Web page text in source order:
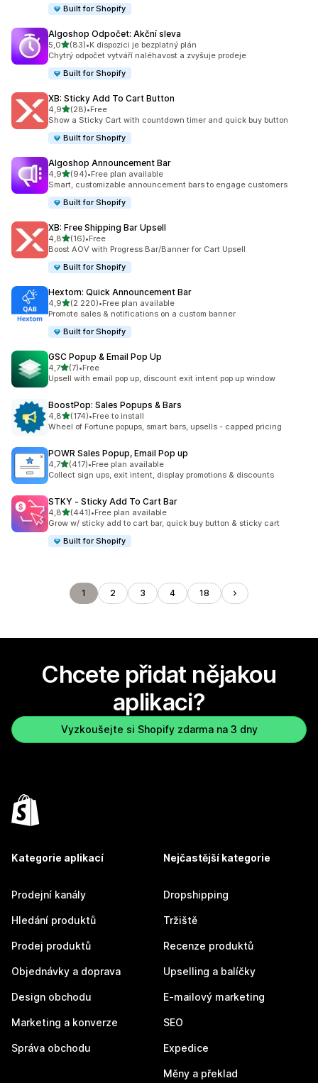
Built for Shopify
Algoshop Odpočet: Akční sleva
5,0z 5 hvězd
(83)
Celkový počet recenzí: 83
•K dispozici je bezplatný plán
Chytrý odpočet vytváří naléhavost a zvyšuje prodeje
Built for Shopify
XB: Sticky Add To Cart Button
4,9z 5 hvězd
(28)
Celkový počet recenzí: 28
•Free
Show a Sticky Cart with countdown timer and quick buy button
Built for Shopify
Algoshop Announcement Bar
4,9z 5 hvězd
(94)
Celkový počet recenzí: 94
•Free plan available
Smart, customizable announcement bars to engage customers
Built for Shopify
XB: Free Shipping Bar Upsell
4,8z 5 hvězd
(16)
Celkový počet recenzí: 16
•Free
Boost AOV with Progress Bar/Banner for Cart Upsell
Built for Shopify
Hextom: Quick Announcement Bar
4,9z 5 hvězd
(2 220)
Celkový počet recenzí: 2220
•Free plan available
Promote sales & notifications on a custom banner
Built for Shopify
GSC Popup & Email Pop Up
4,7z 5 hvězd
(7)
Celkový počet recenzí: 7
•Free
Upsell with email pop up, discount exit intent pop up window
BoostPop: Sales Popups & Bars
4,8z 5 hvězd
(174)
Celkový počet recenzí: 174
•Free to install
Wheel of Fortune popups, smart bars, upsells - capped pricing
POWR Sales Popup, Email Pop up
4,7z 5 hvězd
(417)
Celkový počet recenzí: 417
•Free plan available
Collect sign ups, exit intent, display promotions & discounts
STKY ‑ Sticky Add To Cart Bar
4,8z 5 hvězd
(441)
Celkový počet recenzí: 441
•Free plan available
Grow w/ sticky add to cart bar, quick buy button & sticky cart
Built for Shopify
1 2 3 4 18
Chcete přidat nějakou
aplikaci?
Vyzkoušejte si Shopify zdarma na 3 dny
Kategorie aplikací
Prodejní kanály
Hledání produktů
Prodej produktů
Objednávky a doprava
Design obchodu
Marketing a konverze
Správa obchodu
Nejčastější kategorie
Dropshipping
Tržiště
Recenze produktů
Upselling a balíčky
E-mailový marketing
SEO
Expedice
Měny a překlad